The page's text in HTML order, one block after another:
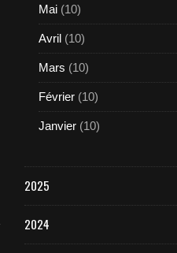
Mai (10)
Avril (10)
Mars (10)
Février (10)
Janvier (10)
2025
2024